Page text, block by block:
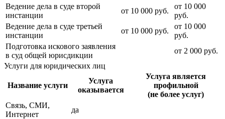
Ведение дела в суде второй
инстанции
от 10 000 руб.
от 10 000
руб.
Ведение дела в суде третьей
инстанции
от 10 000 руб.
от 10 000
руб.
Подготовка искового заявления
в суд общей юрисдикции
от 2 000 руб.
Услуги для юридических лиц
Название услуги
Услуга
оказывается
Услуга является
профильной
(не более услуг)
Связь, СМИ,
Интернет
да